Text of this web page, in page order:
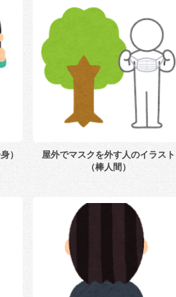
）
屋外でマスクを外す人のイラスト
（棒人間）